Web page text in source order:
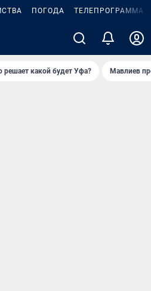
ПОГОДА ТЕЛЕПРОГРАММА
решает какой будет Уфа? Мавлиев